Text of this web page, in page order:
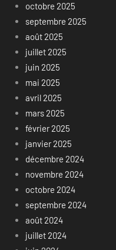
octobre 2025
septembre 2025
août 2025
juillet 2025
juin 2025
mai 2025
avril 2025
mars 2025
février 2025
janvier 2025
décembre 2024
novembre 2024
octobre 2024
septembre 2024
août 2024
juillet 2024